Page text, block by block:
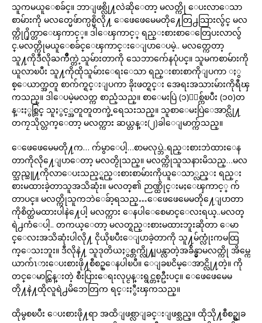
သူကမယူေစခ်င္။ ဘာျဖစ္လို႔လဲဆိုေတာ့ မလတ္ကို ေပးလာေသာ
စာမ်ားကို မလတ္မေဖ်ာက္ပစ္မိလို႔ ေဖေဖေမေမတို႔ေတြ႕သြားလွ်င္ မလ
တ္ကို႐ိုက္တာေၾကာင့္။ ဒါေၾကာင့္ ရည္းစားစာေတြေပးလာလွ်
င္.မလတ္ကိုမယူေစခ်င္ေၾကာင္းေျပာေပမဲ့.. မလတ္ကေတာ့
သူ႔ကိုဒီလိုႀကိဳက္တဲ့သူမ်ားတာကို သေဘာက်ေနပုံပင္။ သူမကစာမ်ားကို
ယူလာၿပီး သူ႔ကိုထိုသူမ်ားေရးေသာ ရည္းစားစာကိုျပကာ ႏွ
စ္ေယာက္အတူ စာက်က္ရင္းျပကာ ခိုးဖတ္ရင္း အေရးအသားမ်ားကိုရီၾ
ကသည္။ ဒါေပမဲ့မလတ္က စာညံ့သည္။ စာေမးပြဲ (၁)ႏွစ္က်ၿပီး (၁၀)တ
န္းႏွစ္တြင္ သူႏွင့္အတူတူတက္ခဲ့ရေသးသည္။ သူစာေမးပြဲေအာင္လို႔
တကၠသိုလ္တက္ေတာ့ မလတ္ကား ဆယ္တန္း(၂)ခါေျမာက္က်သည္။
ေဖေဖေမေမတို႔က… က်မွာေပါ့…စာမလုပ္ဘဲ..ရည္းစားဘဲထားေန
တာကိုလို႔ေျပာေတာ့ မလတ္ငိုသည္။ မလတ္ကိုသူသနားမိသည္…မလ
တ္သည္သူ႔ကိုလာေပးသည့္ရည္းစားစာမ်ားကိုယူေသာ္လည္း ရည္း
စားမထားခဲ့တာသူအသိဆုံး။ မလတ္၏ ဉာဏ္ထိုင္းမႈေၾကာင့္ က်
တာပင္။ မလတ္ကိုသူကဘဲေခ်ာ့ရသည္…ေဖေဖေမေမတို႔ေျပာတာ
ကိုစိတ္ထဲမထားပါနဲ႔ေပါ့ မလတ္ကား ေနပါေစေမာင္ေလးရယ္..မလတ္
ရဲ႕ကံေပါ့.. တကယ္ေတာ့ မလတ္ရည္းစားမထားဘူးဆိုတာ ေမာ
င္ေလးအသိဆုံးပါလို႔ ငိုယိုၿပီးေျပာခဲ့တာကို သူ႔မ်က္လုံးကမထြ
က္ေသးဘူး။ ဒီလိုနဲ႔ သူဒုတိယႏွစ္တက္လို႔ျပန္လာတဲ့အခ်ိန္မွာမလတ္ကို အိမ္ကေ
ယာက်ၤားေပးစားဖို႔စီစဥ္ေနပါၿပီ။ ေျခၿငိမ္ေအာင္လို႔တဲ့။ ကို
တင္ေမာင္ထြန္းတဲ့ စီးပြားေရးလုပ္ငန္းရွင္တစ္ဦးပင္။ ေဖေဖေမေမ
တို႔နဲ႔ထိုလူရဲ႕မိဘေတြက ရင္းႏွီးၾကသည္။
ထိုမွစၿပီး ေပးစားဖို႔ရာ အထိျဖစ္လာျခင္းျဖစ္သည္။ ထိုသို႔စီစဥ္ရျခ